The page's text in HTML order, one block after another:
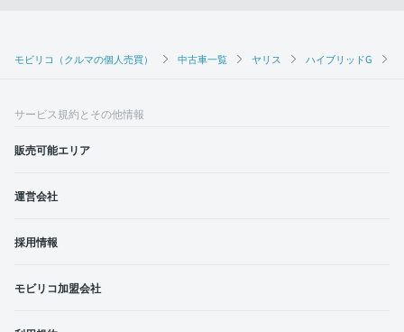
モビリコ（クルマの個人売買） 中古車一覧 ヤリス ハイブリッドG
サービス規約とその他情報
販売可能エリア
運営会社
採用情報
モビリコ加盟会社